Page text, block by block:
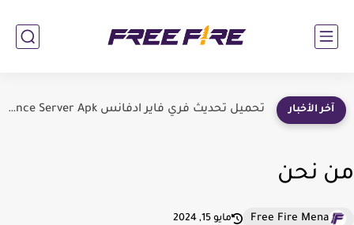
آخر الأخبار تحميل تحديث فري فاير ادفانس Free Fire Advance Server Apk...
من نحن
Free Fire Mena مايو 15, 2024